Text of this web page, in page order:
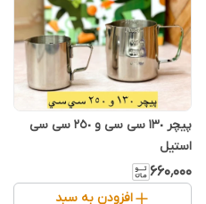
پیچر ١٣٠ سی سی و ٢٥٠ سی سی
استیل
۶۶۰٬۰۰۰
افزودن به سبد